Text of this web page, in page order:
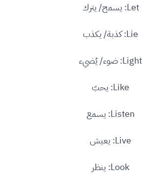
Let: يسمح/ يترك
Lie: كذبة/ يكذب
Light: ضوء/ يُضيء
Like: يحبّ
Listen: يسمع
Live: يعيش
Look: ينظر